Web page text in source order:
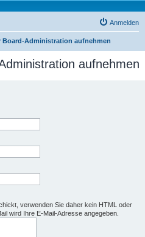
Anmelden
Board-Administration aufnehmen
aufnehmen
verwenden Sie daher kein HTML oder
wird Ihre E-Mail-Adresse angegeben.